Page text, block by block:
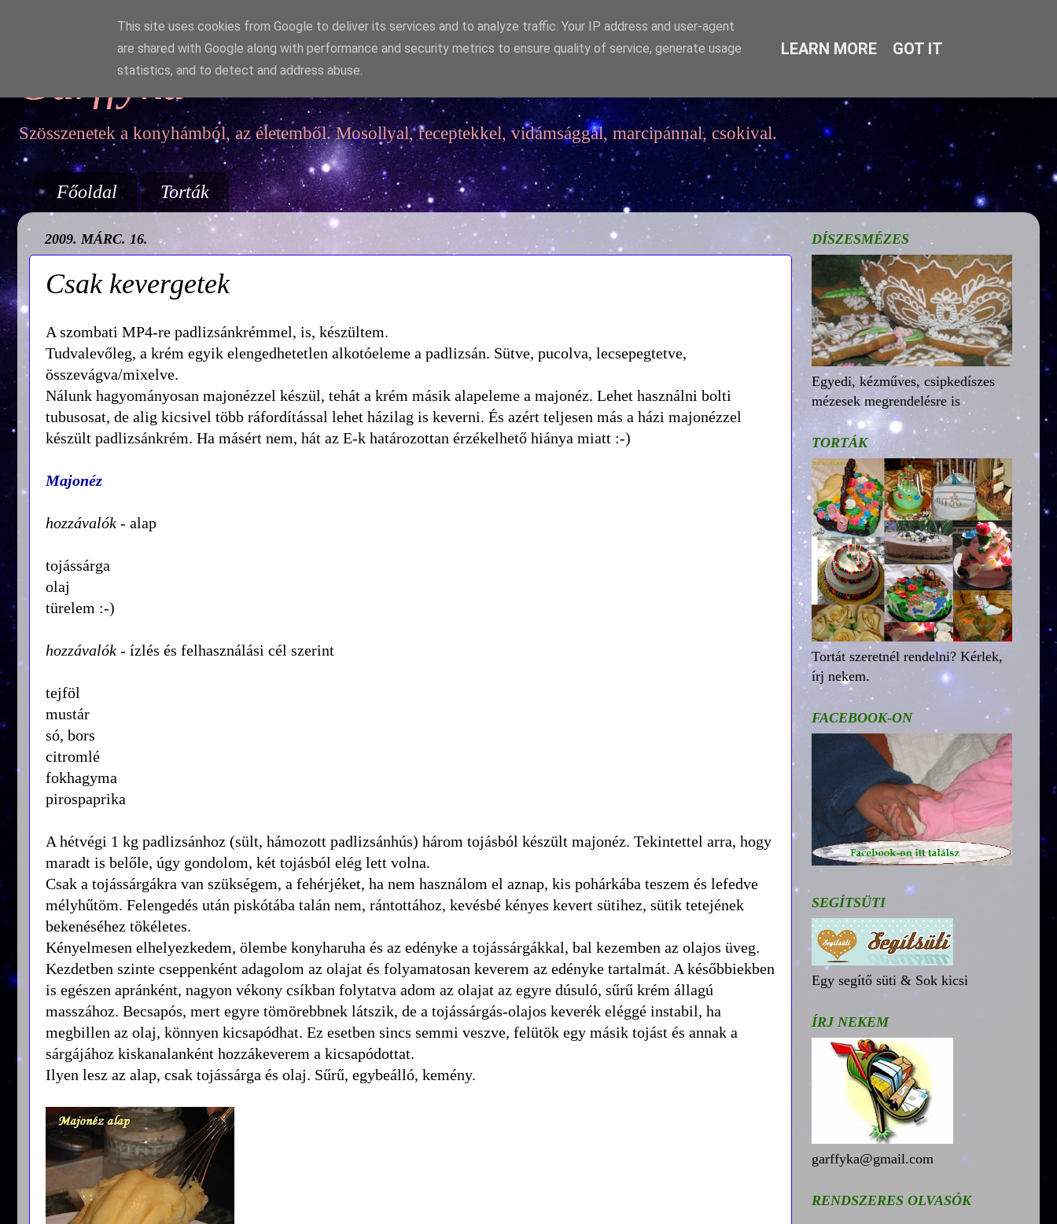
Garffyka
Szösszenetek a konyhámból, az életemből. Mosollyal, receptekkel, vidámsággal, marcipánnal, csokival.
Főoldal Torták
2009. MÁRC. 16.
Csak kevergetek
A szombati MP4-re padlizsánkrémmel, is, készültem.
Tudvalevőleg, a krém egyik elengedhetetlen alkotóeleme a padlizsán. Sütve, pucolva, lecsepegtetve,
összevágva/mixelve.
Nálunk hagyományosan majonézzel készül, tehát a krém másik alapeleme a majonéz. Lehet használni bolti
tubusosat, de alig kicsivel több ráfordítással lehet házilag is keverni. És azért teljesen más a házi majonézzel
készült padlizsánkrém. Ha másért nem, hát az E-k határozottan érzékelhető hiánya miatt :-)
Majonéz
hozzávalók - alap
tojássárga
olaj
türelem :-)
hozzávalók - ízlés és felhasználási cél szerint
tejföl
mustár
só, bors
citromlé
fokhagyma
pirospaprika
A hétvégi 1 kg padlizsánhoz (sült, hámozott padlizsánhús) három tojásból készült majonéz. Tekintettel arra, hogy
maradt is belőle, úgy gondolom, két tojásból elég lett volna.
Csak a tojássárgákra van szükségem, a fehérjéket, ha nem használom el aznap, kis pohárkába teszem és lefedve
mélyhűtöm. Felengedés után piskótába talán nem, rántottához, kevésbé kényes kevert sütihez, sütik tetejének
bekenéséhez tökéletes.
Kényelmesen elhelyezkedem, ölembe konyharuha és az edényke a tojássárgákkal, bal kezemben az olajos üveg.
Kezdetben szinte cseppenként adagolom az olajat és folyamatosan keverem az edényke tartalmát. A későbbiekben
is egészen apránként, nagyon vékony csíkban folytatva adom az olajat az egyre dúsuló, sűrű krém állagú
masszához. Becsapós, mert egyre tömörebbnek látszik, de a tojássárgás-olajos keverék eléggé instabil, ha
megbillen az olaj, könnyen kicsapódhat. Ez esetben sincs semmi veszve, felütök egy másik tojást és annak a
sárgájához kiskanalanként hozzákeverem a kicsapódottat.
Ilyen lesz az alap, csak tojássárga és olaj. Sűrű, egybeálló, kemény.
DÍSZESMÉZES
Egyedi, kézműves, csipkedíszes
mézesek megrendelésre is
TORTÁK
Tortát szeretnél rendelni? Kérlek,
írj nekem.
FACEBOOK-ON
SEGÍTSÜTI
Egy segítő süti & Sok kicsi
ÍRJ NEKEM
garffyka@gmail.com
RENDSZERES OLVASÓK
This site uses cookies from Google to deliver its services and to analyze traffic. Your IP address and user-agent
are shared with Google along with performance and security metrics to ensure quality of service, generate usage
statistics, and to detect and address abuse.
LEARN MORE GOT IT